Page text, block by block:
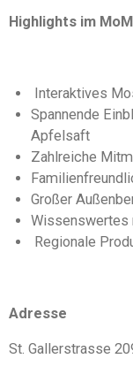
Highlights im
Interaktives
Spannende
Apfelsaft
Zahlreiche
Großer
Wissenswertes
Regionale
Adresse
St. Gallerstrasse